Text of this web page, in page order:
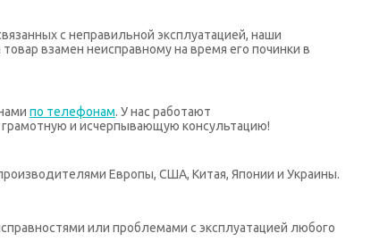
с неправильной эксплуатацией, наши
взамен неисправному на время его починки в
по телефонам. У нас работают
и исчерпывающую консультацию!
Европы, США, Китая, Японии и Украины.
или проблемами с эксплуатацией любого